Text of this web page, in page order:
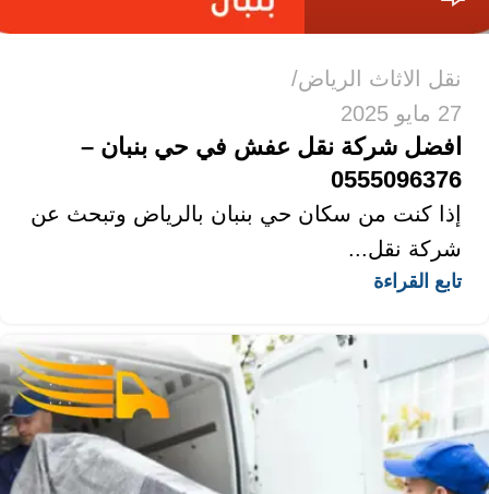
نقل الاثاث الرياض
27 مايو 2025
افضل شركة نقل عفش في حي بنبان –
0555096376
إذا كنت من سكان حي بنبان بالرياض وتبحث عن
شركة نقل...
تابع القراءة